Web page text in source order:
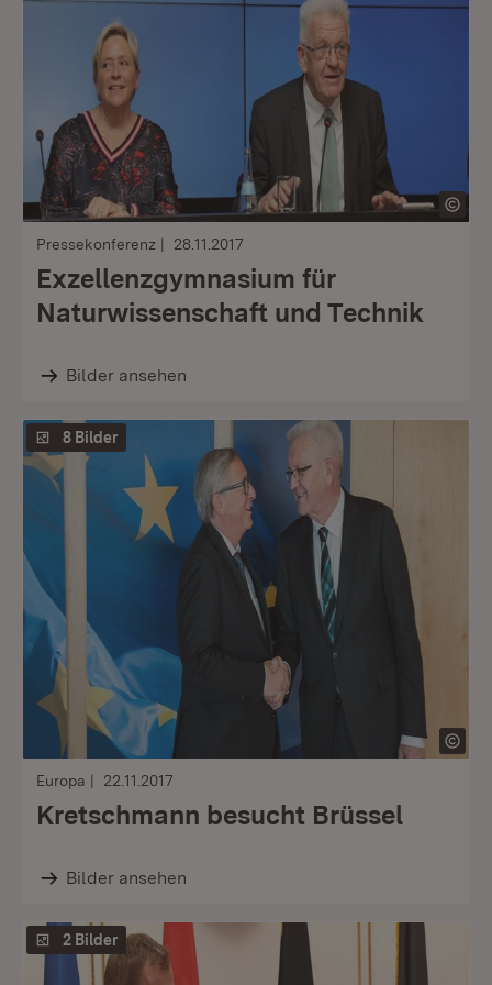
Pressekonferenz 28.11.2017
Exzellenzgymnasium für
Naturwissenschaft und Technik
Bilder ansehen
8 Bilder
Europa 22.11.2017
Kretschmann besucht Brüssel
Bilder ansehen
2 Bilder